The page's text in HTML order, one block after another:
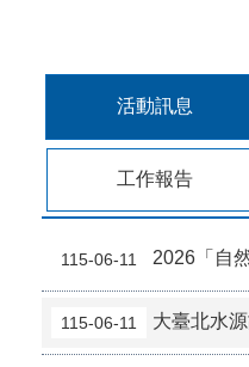
115-07-31
115-07-26
活動訊息
工作報告
115-06-11 2026「自然共生網
115-06-11 大臺北水源故鄉